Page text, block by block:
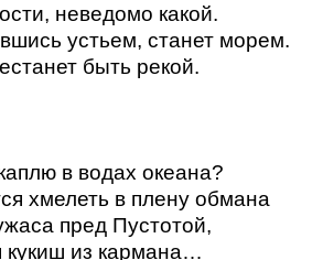
неведомо какой.
устьем, станет морем.
быть рекой.
в водах океана?
хмелеть в плену обмана
пред Пустотой,
кукиш из кармана…